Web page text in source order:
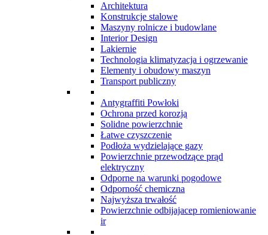
Architektura
Konstrukcje stalowe
Maszyny rolnicze i budowlane
Interior Design
Lakiernie
Technologia klimatyzacja i ogrzewanie
Elementy i obudowy maszyn
Transport publiczny
Antygraffiti Powłoki
Ochrona przed korozją
Solidne powierzchnie
Łatwe czyszczenie
Podłoża wydzielające gazy
Powierzchnie przewodzące prąd
elektryczny
Odporne na warunki pogodowe
Odporność chemiczna
Najwyższa trwałość
Powierzchnie odbijajacep romieniowanie
ir